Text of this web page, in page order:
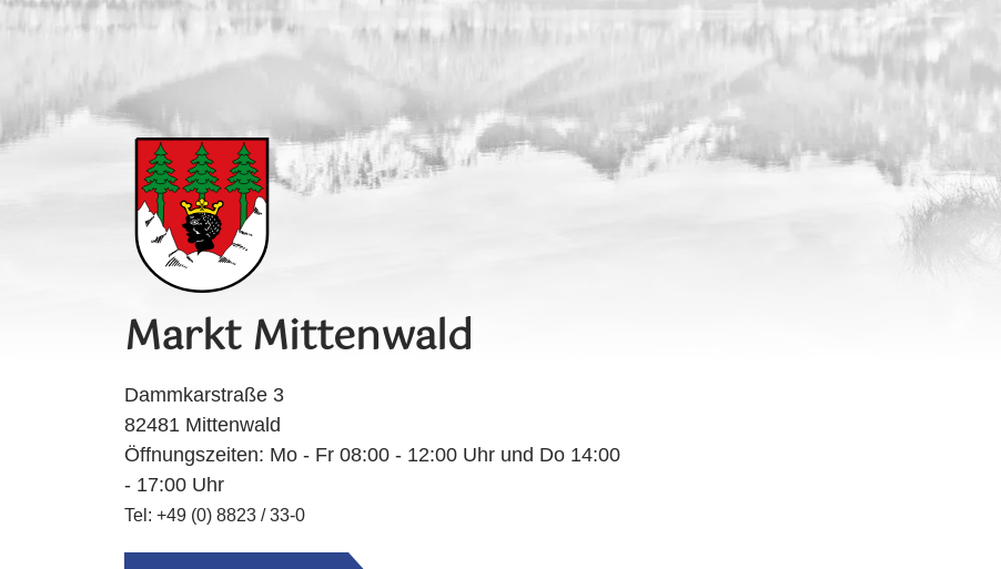
Markt Mittenwald
Dammkarstraße 3
82481 Mittenwald
Öffnungszeiten: Mo - Fr 08:00 - 12:00 Uhr und Do 14:00
- 17:00 Uhr
Tel: +49 (0) 8823 / 33-0